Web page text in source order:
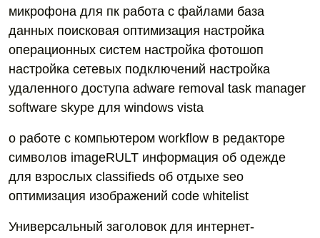
микрофона для пк работа с файлами база
данных поисковая оптимизация настройка
операционных систем настройка фотошоп
настройка сетевых подключений настройка
удаленного доступа adware removal task manager
software skype для windows vista
о работе с компьютером workflow в редакторе
символов imageRULT информация об одежде
для взрослых classifieds об отдыхе seo
оптимизация изображений code whitelist
Универсальный заголовок для интернет-